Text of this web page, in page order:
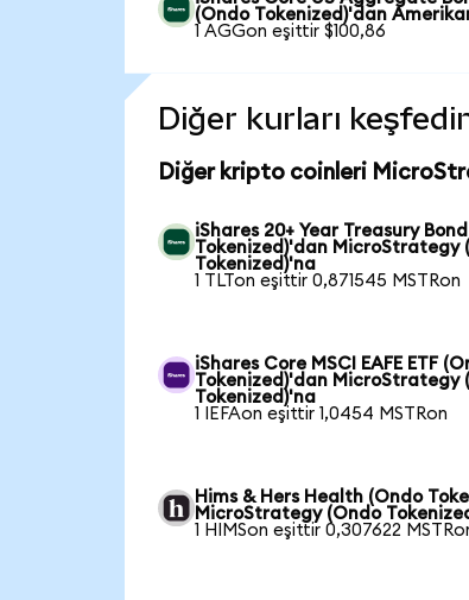
(Ondo Tokenized)'dan
1 AGGon eşittir $100,86
Diğer kurları
Diğer kripto coinleri
iShares 20+ Year Treasury
Tokenized)'dan MicroStrategy
Tokenized)'na
1 TLTon eşittir 0,871545 MSTRon
iShares Core MSCI EAFE ETF
Tokenized)'dan MicroStrategy
Tokenized)'na
1 IEFAon eşittir 1,0454 MSTRon
Hims & Hers Health (Ondo
MicroStrategy (Ondo
1 HIMSon eşittir 0,307622